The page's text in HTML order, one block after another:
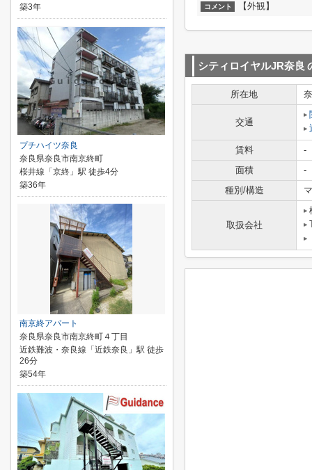
コメント 【外観】
シティロイヤルJR奈良
所在地
交通
賃料
-
面積
-
種別/構造
取扱会社
築3年
プチハイツ奈良
奈良県奈良市南京終町
桜井線「京終」駅 徒歩4分
築36年
南京終アパート
奈良県奈良市南京終町４丁目
近鉄難波・奈良線「近鉄奈良」駅 徒歩
26分
築54年